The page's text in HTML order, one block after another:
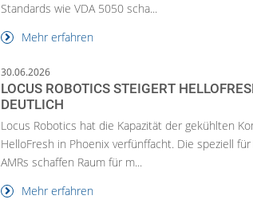
Standards wie VDA 5050 scha...
Mehr erfahren
30.06.2026
LOCUS ROBOTICS STEIGERT
DEUTLICH
Locus Robotics hat die Kapazität der gekühlten
HelloFresh in Phoenix verfünffacht. Die speziell
AMRs schaffen Raum für m...
Mehr erfahren